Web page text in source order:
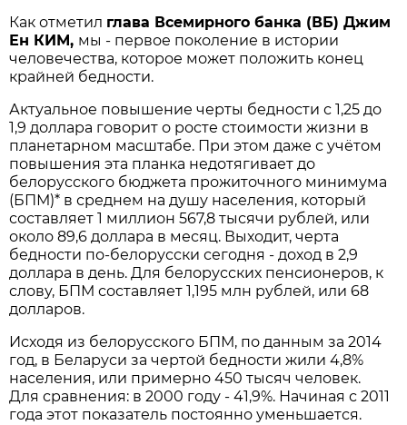
Как отметил глава Всемирного банка (ВБ) Джим
Ен КИМ, мы - первое поколение в истории
человечества, которое может положить конец
крайней бедности.
Актуальное повышение черты бедности с 1,25 до
1,9 доллара говорит о росте стоимости жизни в
планетарном масштабе. При этом даже с учётом
повышения эта планка недотягивает до
белорусского бюджета прожиточного минимума
(БПМ)* в среднем на душу населения, который
составляет 1 миллион 567,8 тысячи рублей, или
около 89,6 доллара в месяц. Выходит, черта
бедности по-белорусски сегодня - доход в 2,9
доллара в день. Для белорусских пенсионеров, к
слову, БПМ составляет 1,195 млн рублей, или 68
долларов.
Исходя из белорусского БПМ, по данным за 2014
год, в Беларуси за чертой бедности жили 4,8%
населения, или примерно 450 тысяч человек.
Для сравнения: в 2000 году - 41,9%. Начиная с 2011
года этот показатель постоянно уменьшается.